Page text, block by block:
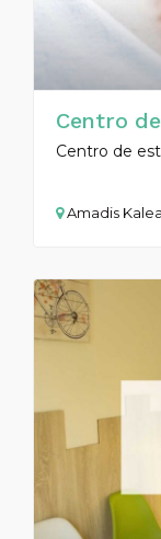
Centro
Centro de
Amadis